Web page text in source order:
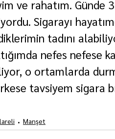
ve rahatım. Günde
Sigarayı
tadını
nefes nefese
o ortamlarda
tavsiyem sigara
Manşet